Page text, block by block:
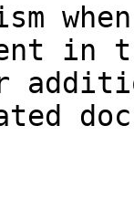
in